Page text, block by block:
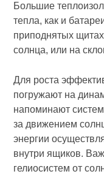
Большие
тепла, как и
приподнятых
солнца, или на
Для роста
погружают на
напоминают
за движением
энергии
внутри ящиков.
гелиосистем от